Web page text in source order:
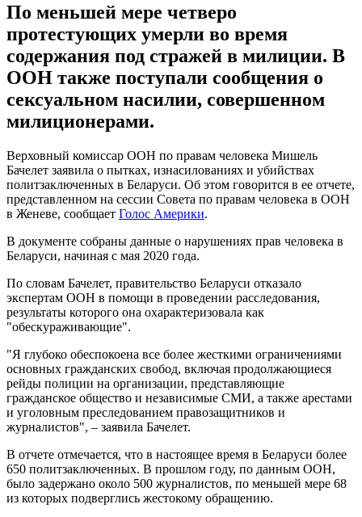
По меньшей мере четверо
протестующих умерли во время
содержания под стражей в милиции. В
ООН также поступали сообщения о
сексуальном насилии, совершенном
милиционерами.
Верховный комиссар ООН по правам человека Мишель
Бачелет заявила о пытках, изнасилованиях и убийствах
политзаключенных в Беларуси. Об этом говорится в ее отчете,
представленном на сессии Совета по правам человека в ООН
в Женеве, сообщает Голос Америки.
В документе собраны данные о нарушениях прав человека в
Беларуси, начиная с мая 2020 года.
По словам Бачелет, правительство Беларуси отказало
экспертам ООН в помощи в проведении расследования,
результаты которого она охарактеризовала как
"обескураживающие".
"Я глубоко обеспокоена все более жесткими ограничениями
основных гражданских свобод, включая продолжающиеся
рейды полиции на организации, представляющие
гражданское общество и независимые СМИ, а также арестами
и уголовным преследованием правозащитников и
журналистов", – заявила Бачелет.
В отчете отмечается, что в настоящее время в Беларуси более
650 политзаключенных. В прошлом году, по данным ООН,
было задержано около 500 журналистов, по меньшей мере 68
из которых подверглись жестокому обращению.